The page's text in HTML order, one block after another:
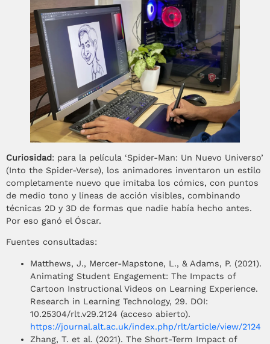
Curiosidad: para la película ‘Spider-Man: Un Nuevo Universo’
(Into the Spider-Verse), los animadores inventaron un estilo
completamente nuevo que imitaba los cómics, con puntos
de medio tono y líneas de acción visibles, combinando
técnicas 2D y 3D de formas que nadie había hecho antes.
Por eso ganó el Óscar.
Fuentes consultadas:
Matthews, J., Mercer-Mapstone, L., & Adams, P. (2021).
Animating Student Engagement: The Impacts of
Cartoon Instructional Videos on Learning Experience.
Research in Learning Technology, 29. DOI:
10.25304/rlt.v29.2124 (acceso abierto).
https://journal.alt.ac.uk/index.php/rlt/article/view/2124
Zhang, T. et al. (2021). The Short-Term Impact of